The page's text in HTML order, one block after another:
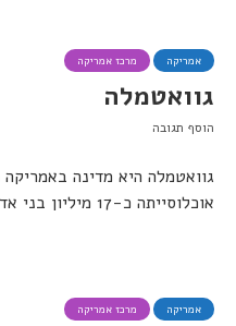
אמריקה מרכז אמריקה
גוואטמלה
הוסף תגובה
אוכלוסייתה כ-17 מיליון בני אדם, ובירתה גואטמלה סיטי.
אמריקה מרכז אמריקה